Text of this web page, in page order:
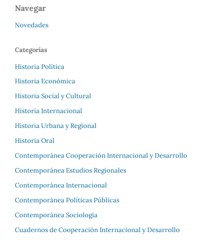
Navegar
Novedades
Categorías
Historia Política
Historia Económica
Historia Social y Cultural
Historia Internacional
Historia Urbana y Regional
Historia Oral
Contemporánea Cooperación Internacional y Desarrollo
Contemporánea Estudios Regionales
Contemporánea Internacional
Contemporánea Políticas Públicas
Contemporánea Sociología
Cuadernos de Cooperación Internacional y Desarrollo